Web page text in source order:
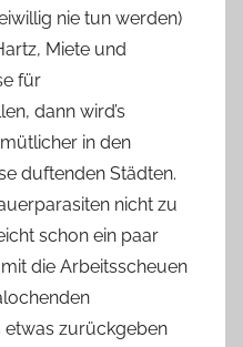
nie tun werden)
Miete und
für
dann wird’s
in den
duftenden Städten.
nicht zu
schon ein paar
die Arbeitsscheuen
etwas zurückgeben